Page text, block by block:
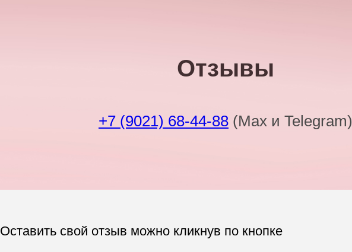
Отзывы
+7 (9021) 68-44-88 (Max и Telegram)
Оставить свой отзыв можно кликнув по кнопке